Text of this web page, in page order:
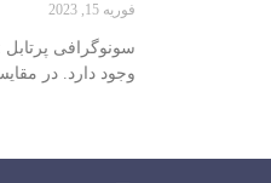
فوریه 15, 2023
سونوگرافی
وجود دارد. در